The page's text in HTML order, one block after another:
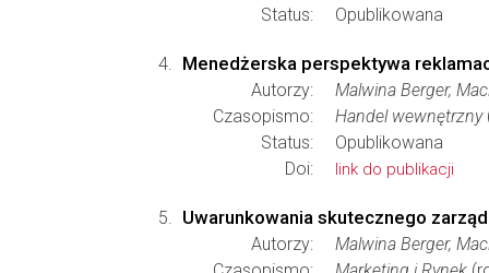
Status:
Opublikowana
Menedżerska perspektywa
Autorzy:
Malwina Berger,
Czasopismo:
Handel wewnętrzny
Status:
Opublikowana
Doi:
link do publikacji
Uwarunkowania skutecznego
Autorzy:
Malwina Berger,